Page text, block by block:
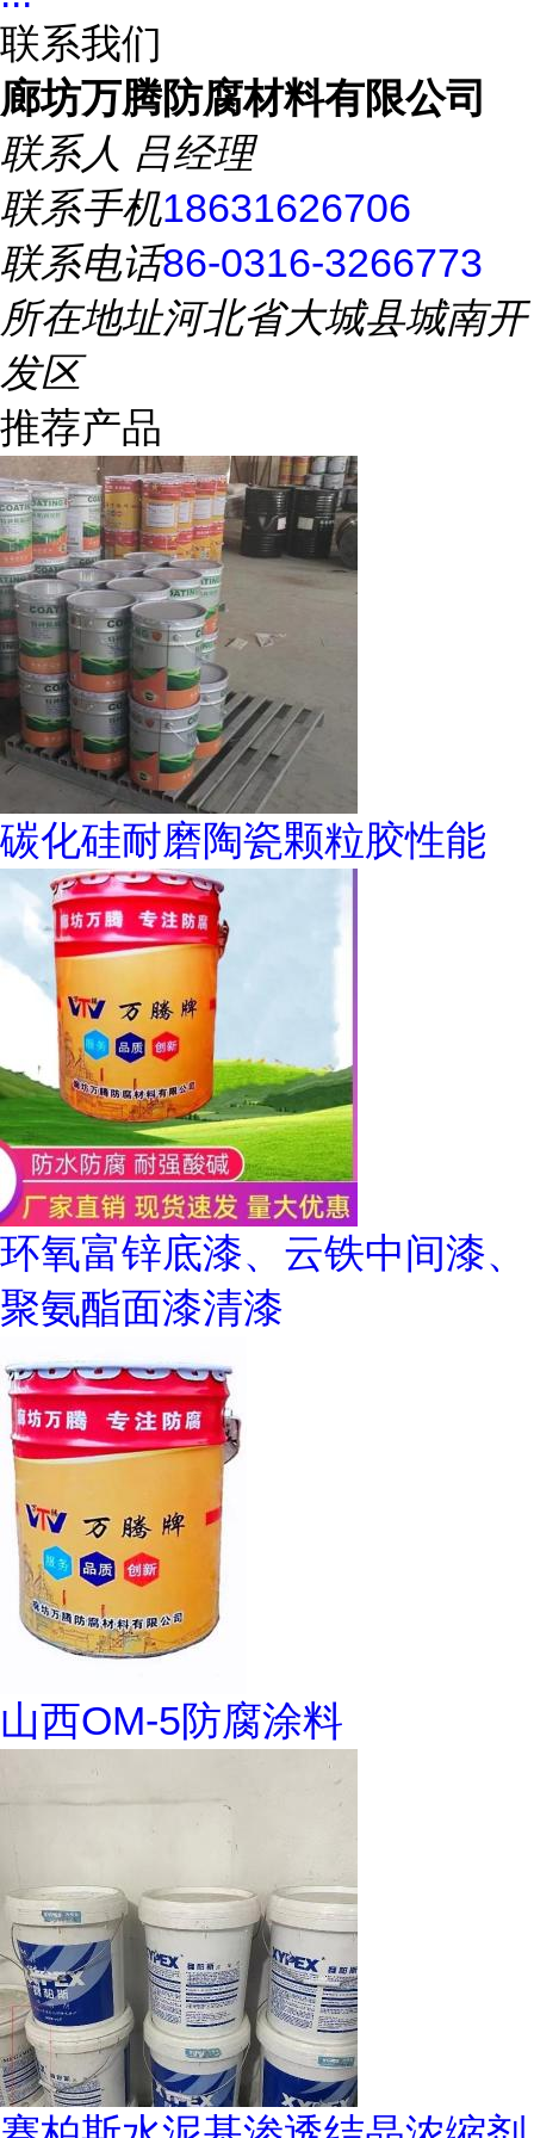
联系我们
廊坊万腾防腐材料有限公司
联系人 吕经理
联系手机18631626706
联系电话86-0316-3266773
所在地址河北省大城县城南开
发区
推荐产品
碳化硅耐磨陶瓷颗粒胶性能
环氧富锌底漆、云铁中间漆、
聚氨酯面漆清漆
山西OM-5防腐涂料